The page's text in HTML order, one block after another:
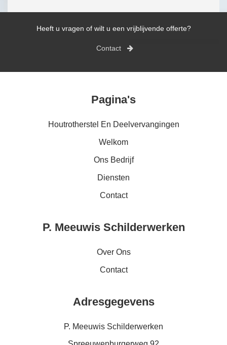
Heeft u vragen of wilt u een vrijblijvende offerte?
Contact
Pagina's
Houtrotherstel En Deelvervangingen
Welkom
Ons Bedrijf
Diensten
Contact
P. Meeuwis Schilderwerken
Over Ons
Contact
Adresgegevens
P. Meeuwis Schilderwerken